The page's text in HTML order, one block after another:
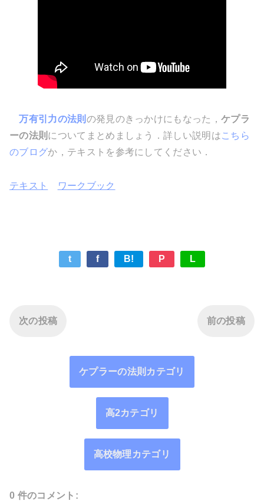
万有引力の法則 の発見のきっかけにもなった，ケプラ
ーの法則 についてまとめましょう．詳しい説明はこちら
のブログか，テキストを参考にしてください．
テキスト ワークブック
t f B! P L
次の投稿 前の投稿
ケプラーの法則カテゴリ
高2カテゴリ
高校物理カテゴリ
0 件のコメント: